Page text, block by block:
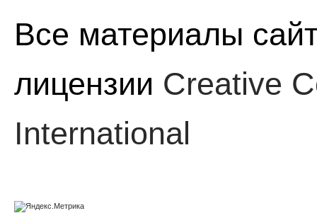
Все материалы
лицензии Creative
International